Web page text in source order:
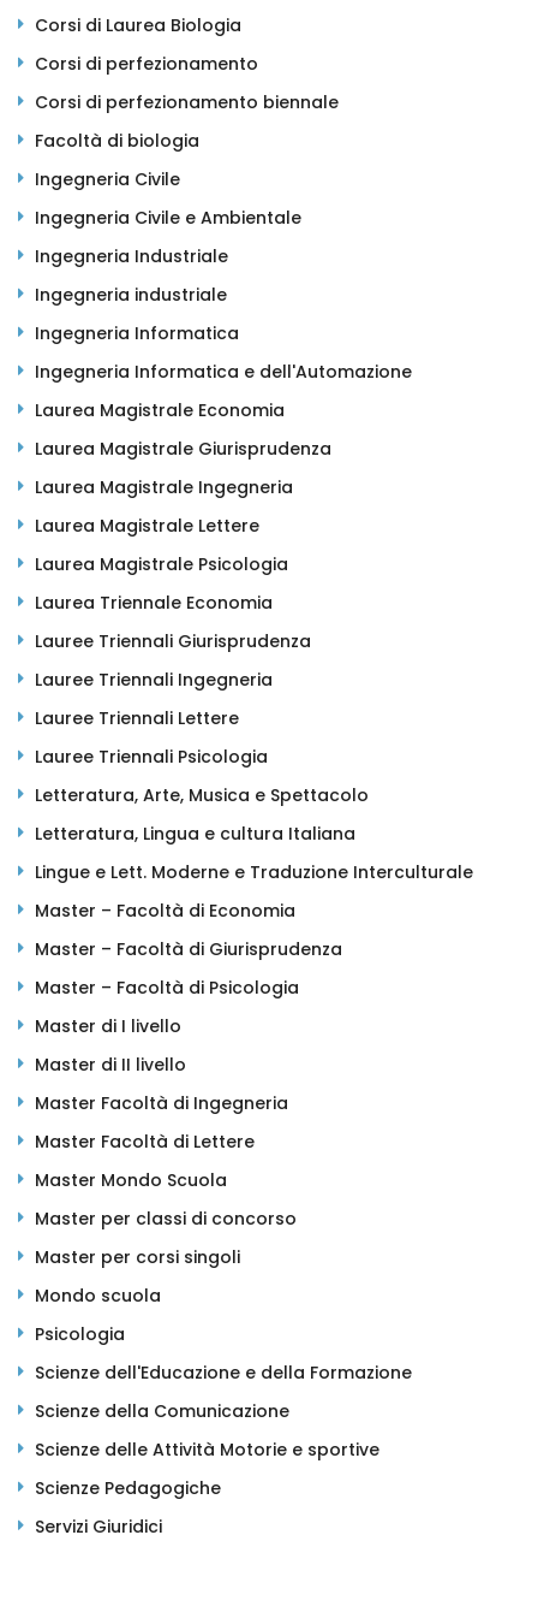
Corsi di Laurea Biologia
Corsi di perfezionamento
Corsi di perfezionamento biennale
Facoltà di biologia
Ingegneria Civile
Ingegneria Civile e Ambientale
Ingegneria Industriale
Ingegneria industriale
Ingegneria Informatica
Ingegneria Informatica e dell'Automazione
Laurea Magistrale Economia
Laurea Magistrale Giurisprudenza
Laurea Magistrale Ingegneria
Laurea Magistrale Lettere
Laurea Magistrale Psicologia
Laurea Triennale Economia
Lauree Triennali Giurisprudenza
Lauree Triennali Ingegneria
Lauree Triennali Lettere
Lauree Triennali Psicologia
Letteratura, Arte, Musica e Spettacolo
Letteratura, Lingua e cultura Italiana
Lingue e Lett. Moderne e Traduzione Interculturale
Master – Facoltà di Economia
Master – Facoltà di Giurisprudenza
Master – Facoltà di Psicologia
Master di I livello
Master di II livello
Master Facoltà di Ingegneria
Master Facoltà di Lettere
Master Mondo Scuola
Master per classi di concorso
Master per corsi singoli
Mondo scuola
Psicologia
Scienze dell'Educazione e della Formazione
Scienze della Comunicazione
Scienze delle Attività Motorie e sportive
Scienze Pedagogiche
Servizi Giuridici